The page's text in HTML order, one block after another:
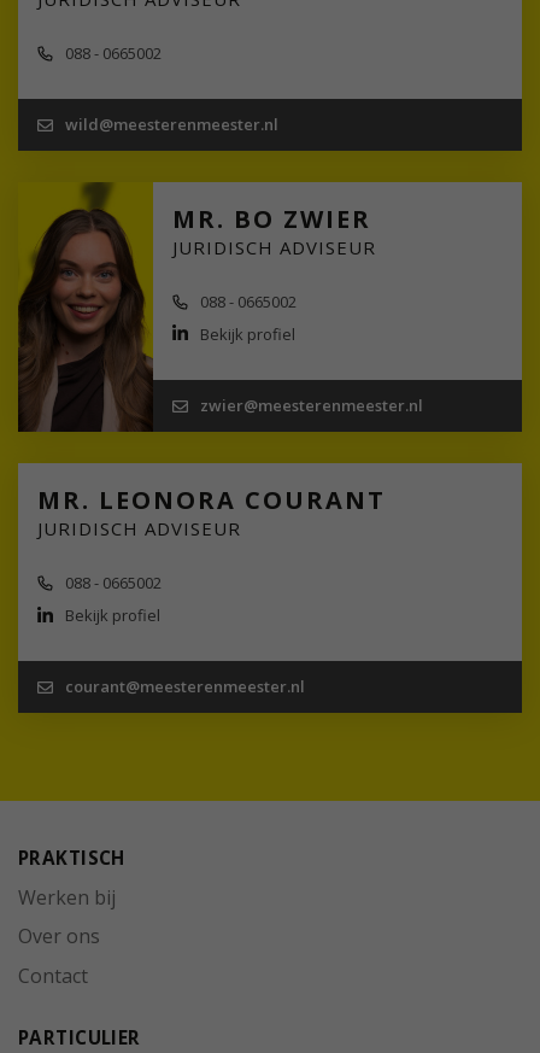
088 - 0665002
wild@meesterenmeester.nl
MR. BO ZWIER
JURIDISCH ADVISEUR
088 - 0665002
Bekijk profiel
zwier@meesterenmeester.nl
MR. LEONORA COURANT
JURIDISCH ADVISEUR
088 - 0665002
Bekijk profiel
courant@meesterenmeester.nl
PRAKTISCH
Werken bij
Over ons
Contact
PARTICULIER